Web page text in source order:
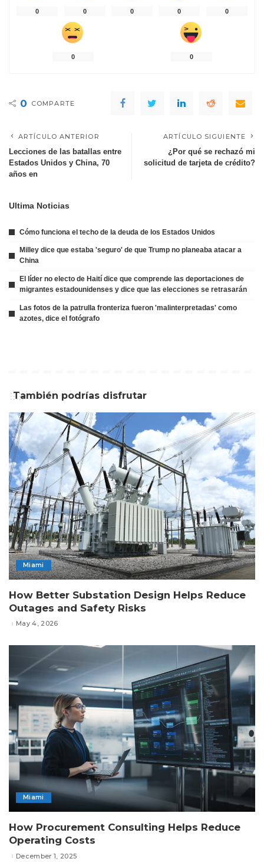
0 0 0 0 0
0 0
0 COMPARTE
ARTÍCULO ANTERIOR
Lecciones de las batallas entre
Estados Unidos y China, 70
años en
ARTÍCULO SIGUIENTE
¿Por qué se rechazó mi
solicitud de tarjeta de crédito?
Ultima Noticias
Cómo funciona el techo de la deuda de los Estados Unidos
Milley dice que estaba 'seguro' de que Trump no planeaba atacar a
China
El líder no electo de Haití dice que comprende las deportaciones de
migrantes estadounidenses y dice que las elecciones se retrasarán
Las fotos de la patrulla fronteriza fueron 'malinterpretadas' como
azotes, dice el fotógrafo
También podrías disfrutar
Miami
How Better Substation Design Helps Reduce
Outages and Safety Risks
May 4, 2026
Miami
How Procurement Consulting Helps Reduce
Operating Costs
December 1, 2025